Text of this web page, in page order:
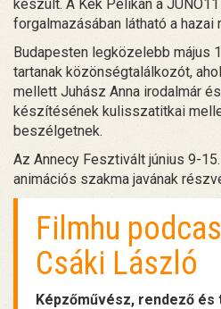
készült. A Kék Pelikan a
forgalmazásában látható a hazai
Budapesten legközelebb május
tartanak közönségtalálkozót,
mellett Juhász Anna irodalmár
készítésének kulisszatitkai
beszélgetnek.
Az Annecy Fesztivált június 9-
animációs szakma javának
Filmhu
Csáki László
Képzőművész, rendező